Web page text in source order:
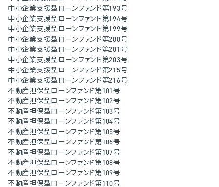
中小企業支援型ローンファンド第193号
中小企業支援型ローンファンド第194号
中小企業支援型ローンファンド第199号
中小企業支援型ローンファンド第200号
中小企業支援型ローンファンド第201号
中小企業支援型ローンファンド第203号
中小企業支援型ローンファンド第215号
中小企業支援型ローンファンド第216号
不動産担保型ローンファンド第101号
不動産担保型ローンファンド第102号
不動産担保型ローンファンド第103号
不動産担保型ローンファンド第104号
不動産担保型ローンファンド第105号
不動産担保型ローンファンド第106号
不動産担保型ローンファンド第107号
不動産担保型ローンファンド第108号
不動産担保型ローンファンド第109号
不動産担保型ローンファンド第110号